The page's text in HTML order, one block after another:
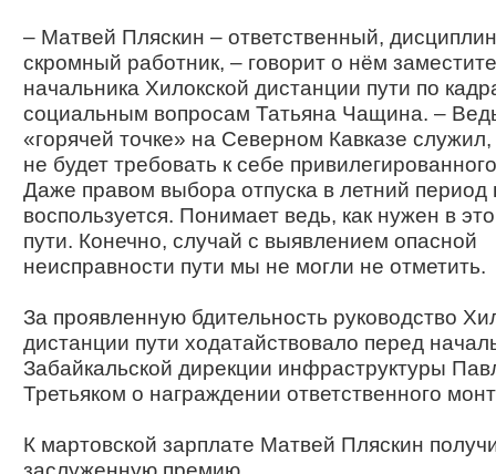
– Матвей Пляскин – ответственный,
скромный работник, – говорит о нём
начальника Хилокской дистанции пути по
социальным вопросам Татьяна Чащина. –
«горячей точке» на Северном Кавказе служил,
не будет требовать к себе
Даже правом выбора отпуска в летний период
воспользуется. Понимает ведь, как нужен в
пути. Конечно, случай с выявлением опасной
неисправности пути мы не могли не отметить.
За проявленную бдительность руководство
дистанции пути ходатайствовало перед
Забайкальской дирекции инфраструктуры
Третьяком о награждении ответственного
К мартовской зарплате Матвей Пляскин